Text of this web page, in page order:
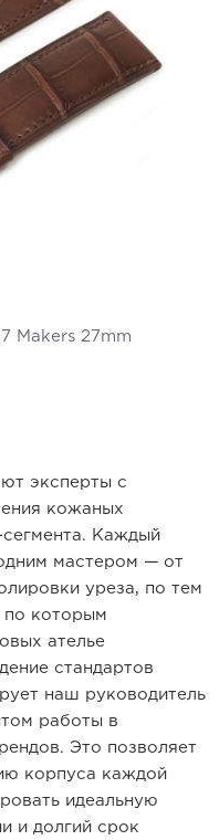
Makers 27mm
эксперты с
кожаных
Каждый
мастером — от
уреза, по тем
по которым
ателье
стандартов
наш руководитель
работы в
Это позволяет
корпуса каждой
идеальную
и долгий срок